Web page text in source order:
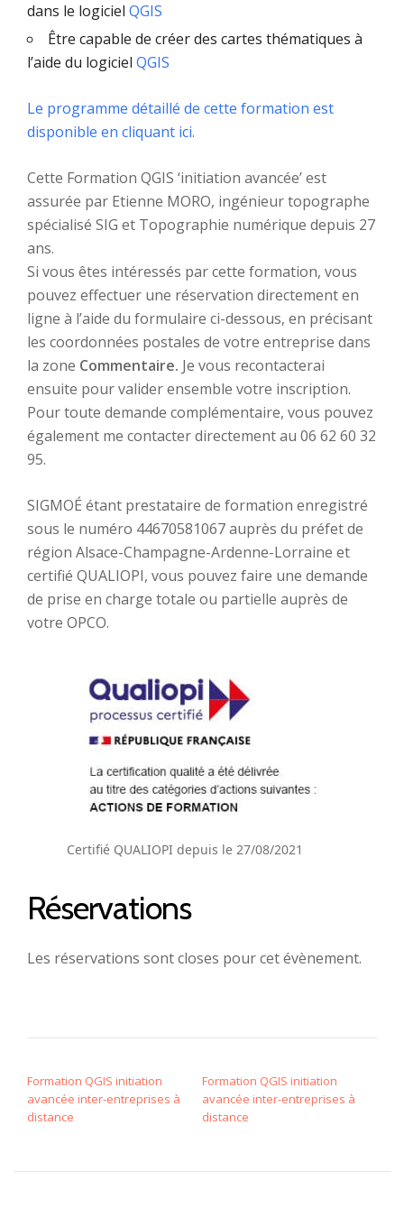
dans le logiciel QGIS
Être capable de créer des cartes thématiques à
l’aide du logiciel QGIS
Le programme détaillé de cette formation est
disponible en cliquant ici.
Cette Formation QGIS ‘initiation avancée’ est
assurée par Etienne MORO, ingénieur topographe
spécialisé SIG et Topographie numérique depuis 27
ans.
Si vous êtes intéressés par cette formation, vous
pouvez effectuer une réservation directement en
ligne à l’aide du formulaire ci-dessous, en précisant
les coordonnées postales de votre entreprise dans
la zone Commentaire. Je vous recontacterai
ensuite pour valider ensemble votre inscription.
Pour toute demande complémentaire, vous pouvez
également me contacter directement au 06 62 60 32
95.
SIGMOÉ étant prestataire de formation enregistré
sous le numéro 44670581067 auprès du préfet de
région Alsace-Champagne-Ardenne-Lorraine et
certifié QUALIOPI, vous pouvez faire une demande
de prise en charge totale ou partielle auprès de
votre OPCO.
Certifié QUALIOPI depuis le 27/08/2021
Réservations
Les réservations sont closes pour cet évènement.
Formation QGIS initiation
avancée inter-entreprises à
distance
Formation QGIS initiation
avancée inter-entreprises à
distance